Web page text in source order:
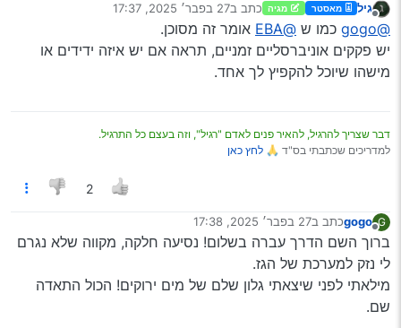
פותח, ו… אין פקק! אין פקק לרדיאטור! נראה לי כמה יחשדו
שאני מדמיין…
אז מוזמנים לכביש בגין ירושלים אחרי הגשר בדרך למלחה אני
תקוע שם
שאלתי בנפשי, האם אני יכול למלאת מים וליסוע עד רמות בלי
אשמח לתשובה במיידי אני פשוט באמצע כביש מהיר מימין
ומשמאל רכבים דוהרים…
Spoiler
גיל מאסטר מגיה כתב ב27 בפבר׳ 2025, 17:37
נערך לאחרונה על ידי
@gogo כמו ש @EBA
אומר זה מסוכן.
יש פקקים אוניברסליים זמניים, תראה אם יש איזה ידידים או
מישהו שיוכל להקפיץ לך אחד.
דבר שצריך להרגיל, להאיר פנים לאדם "רגיל", וזה בעצם כל התרגיל.
למדריכים שכתבתי בס"ד 🙏 לחץ כאן
2
G
gogoכתב ב27 בפבר׳ 2025, 17:38
נערך לאחרונה על ידי
ברוך השם הדרך עברה בשלום! נסיעה חלקה, מקווה שלא נגרם
לי נזק למערכת של הגז.
מילאתי לפני שיצאתי גלון שלם של מים ירוקים! הכול התאדה
שם.